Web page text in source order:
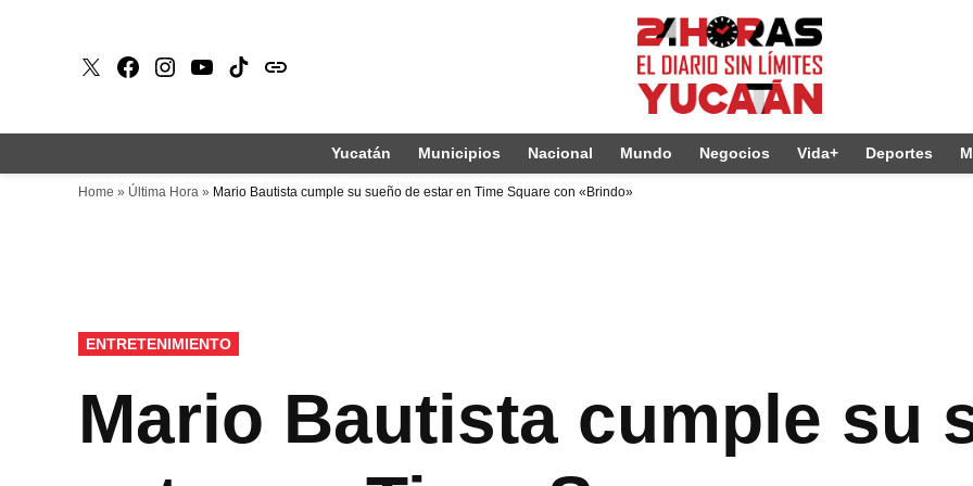
X Faceboook
Instagram
Youtube
Tiktokissuu
Yucatán Municipios Nacional Mundo Negocios Vida+ Deportes
Home » Última Hora » Mario Bautista cumple su sueño de estar en Time Square con «Brindo»
PUBLICADO
EN
ENTRETENIMIENTO
Mario Bautista cumple su